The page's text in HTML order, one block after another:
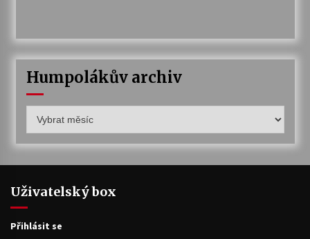
Humpolákův archiv
archiv
Uživatelský box
Přihlásit se